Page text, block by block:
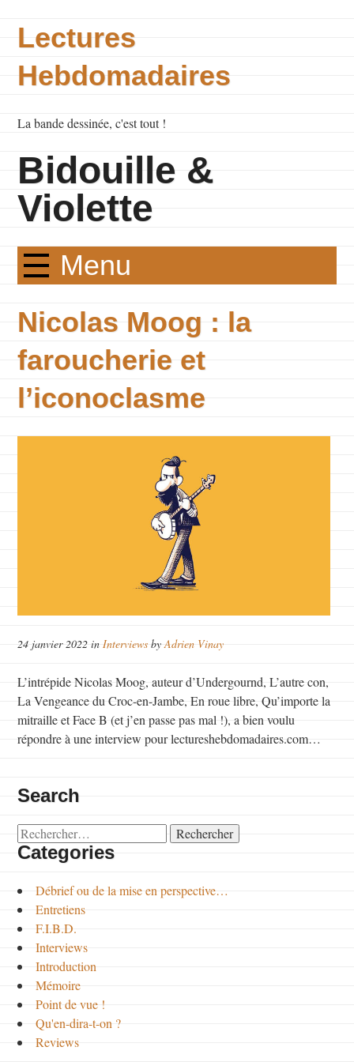
Lectures
Hebdomadaires
La bande dessinée, c'est tout !
Bidouille &
Violette
Menu
Nicolas Moog : la
faroucherie et
l’iconoclasme
24 janvier 2022 in Interviews byAdrien Vinay
L’intrépide Nicolas Moog, auteur d’Undergournd, L’autre con,
La Vengeance du Croc-en-Jambe, En roue libre, Qu’importe la
mitraille et Face B (et j’en passe pas mal !), a bien voulu
répondre à une interview pour lectureshebdomadaires.com…
Search
Rechercher :
Categories
Débrief ou de la mise en perspective…
Entretiens
F.I.B.D.
Interviews
Introduction
Mémoire
Point de vue !
Qu'en-dira-t-on ?
Reviews